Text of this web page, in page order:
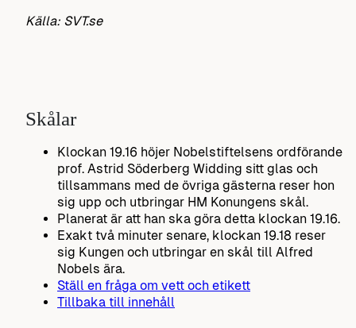
Källa: SVT.se
Skålar
Klockan 19.16 höjer Nobelstiftelsens ordförande
prof. Astrid Söderberg Widding sitt glas och
tillsammans med de övriga gästerna reser hon
sig upp och utbringar HM Konungens skål.
Planerat är att han ska göra detta klockan 19.16.
Exakt två minuter senare, klockan 19.18 reser
sig Kungen och utbringar en skål till Alfred
Nobels ära.
Ställ en fråga om vett och etikett
Tillbaka till innehåll